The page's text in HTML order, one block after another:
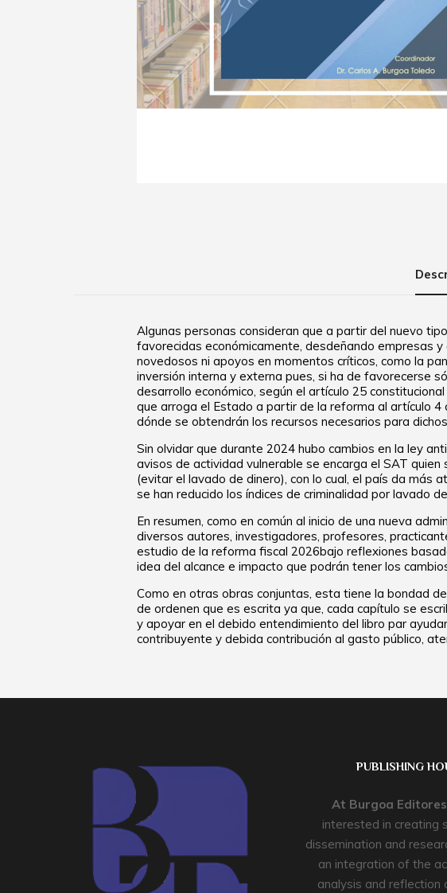
Algunas personas consideran que a partir del nuevo
favorecidas económicamente, desdeñando empresas
novedosos ni apoyos en momentos críticos, como la
inversión interna y externa pues, si ha de favorecerse
desarrollo económico, según el artículo 25
que arroga el Estado a partir de la reforma al artículo
dónde se obtendrán los recursos necesarios para
Sin olvidar que durante 2024 hubo cambios en la ley
avisos de actividad vulnerable se encarga el SAT
(evitar el lavado de dinero), con lo cual, el país da más
se han reducido los índices de criminalidad por lavado
En resumen, como en común al inicio de una nueva
diversos autores, investigadores, profesores,
estudio de la reforma fiscal 2026bajo reflexiones
idea del alcance e impacto que podrán tener los
Como en otras obras conjuntas, esta tiene la bondad
de ordenen que es escrita ya que, cada capítulo se
y apoyar en el debido entendimiento del libro par
contribuyente y debida contribución al gasto público,
PUBLISHING
At Burgoa Editores
interested in creating
dissemination and
an integration of the
analysis and reflection